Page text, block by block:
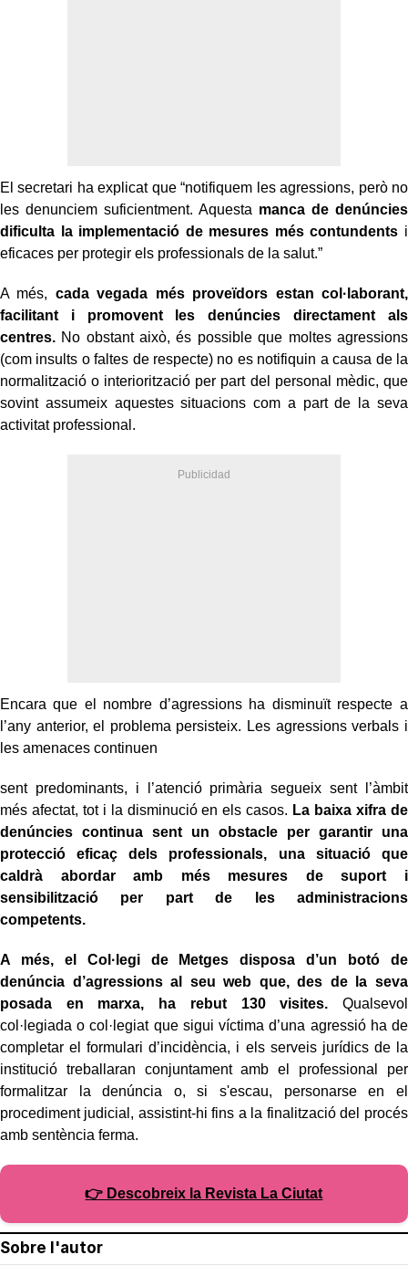
El secretari ha explicat que “notifiquem les agressions, però no
les denunciem suficientment. Aquesta manca de denúncies
dificulta la implementació de mesures més contundents i
eficaces per protegir els professionals de la salut.”
A més, cada vegada més proveïdors estan col·laborant,
facilitant i promovent les denúncies directament als
centres. No obstant això, és possible que moltes agressions
(com insults o faltes de respecte) no es notifiquin a causa de la
normalització o interiorització per part del personal mèdic, que
sovint assumeix aquestes situacions com a part de la seva
activitat professional.
Encara que el nombre d’agressions ha disminuït respecte a
l’any anterior, el problema persisteix. Les agressions verbals i
les amenaces continuen
sent predominants, i l’atenció primària segueix sent l’àmbit
més afectat, tot i la disminució en els casos. La baixa xifra de
denúncies continua sent un obstacle per garantir una
protecció eficaç dels professionals, una situació que
caldrà abordar amb més mesures de suport i
sensibilització per part de les administracions
competents.
A més, el Col·legi de Metges disposa d’un botó de
denúncia d’agressions al seu web que, des de la seva
posada en marxa, ha rebut 130 visites. Qualsevol
col·legiada o col·legiat que sigui víctima d’una agressió ha de
completar el formulari d’incidència, i els serveis jurídics de la
institució treballaran conjuntament amb el professional per
formalitzar la denúncia o, si s'escau, personarse en el
procediment judicial, assistint-hi fins a la finalització del procés
amb sentència ferma.
👉 Descobreix la Revista La Ciutat
Sobre l'autor